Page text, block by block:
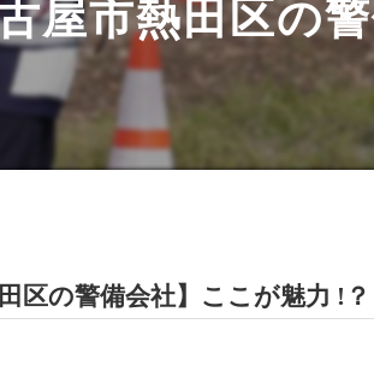
屋市熱田区の
田区の警備会社】ここが魅力 !